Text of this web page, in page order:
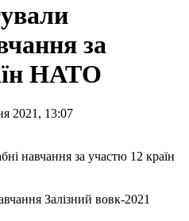
за
НАТО
2021, 13:07
Залізний вовк-2021